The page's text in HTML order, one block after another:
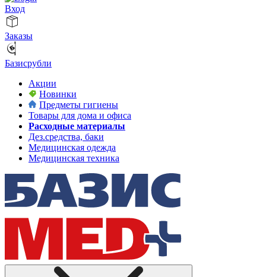
Вход
Заказы
Базисрубли
Акции
Новинки
Предметы гигиены
Товары для дома и офиса
Расходные материалы
Дез.средства, баки
Медицинская одежда
Медицинская техника